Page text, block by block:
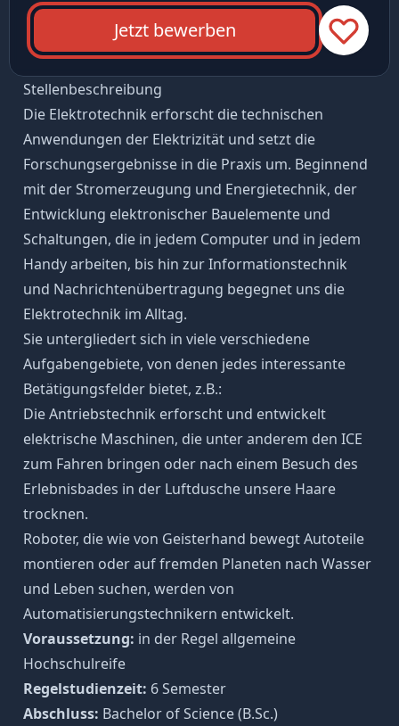
Jetzt bewerben
Stellenbeschreibung
Die Elektrotechnik erforscht die technischen
Anwendungen der Elektrizität und setzt die
Forschungsergebnisse in die Praxis um. Beginnend
mit der Stromerzeugung und Energietechnik, der
Entwicklung elektronischer Bauelemente und
Schaltungen, die in jedem Computer und in jedem
Handy arbeiten, bis hin zur Informationstechnik
und Nachrichtenübertragung begegnet uns die
Elektrotechnik im Alltag.
Sie untergliedert sich in viele verschiedene
Aufgabengebiete, von denen jedes interessante
Betätigungsfelder bietet, z.B.:
Die Antriebstechnik erforscht und entwickelt
elektrische Maschinen, die unter anderem den ICE
zum Fahren bringen oder nach einem Besuch des
Erlebnisbades in der Luftdusche unsere Haare
trocknen.
Roboter, die wie von Geisterhand bewegt Autoteile
montieren oder auf fremden Planeten nach Wasser
und Leben suchen, werden von
Automatisierungstechnikern entwickelt.
Voraussetzung: in der Regel allgemeine
Hochschulreife
Regelstudienzeit: 6 Semester
Abschluss: Bachelor of Science (B.Sc.)